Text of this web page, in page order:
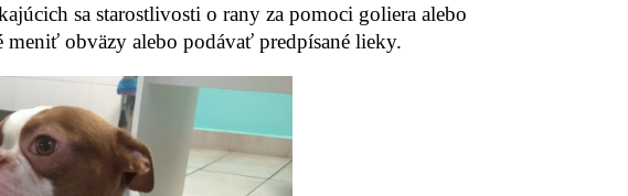
sa starostlivosti o rany za pomoci goliera alebo
obväzy alebo podávať predpísané lieky.